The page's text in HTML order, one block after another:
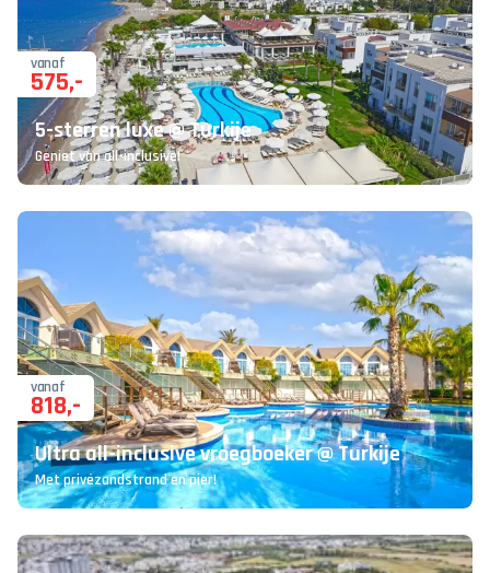
vanaf
575,-
5-sterren luxe @ Turkije
Geniet van all-inclusive!
vanaf
818,-
Ultra all-inclusive vroegboeker @ Turkije
Met privézandstrand en pier!